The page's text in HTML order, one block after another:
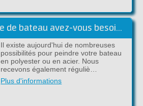
De quelle peinture de bateau avez-vous besoin? Nous vous aidons à chooisir!
Il existe aujourd'hui de nombreuses
possibilités pour peindre votre bateau
en polyester ou en acier. Nous
recevons également réguliè…
Plus d'informations